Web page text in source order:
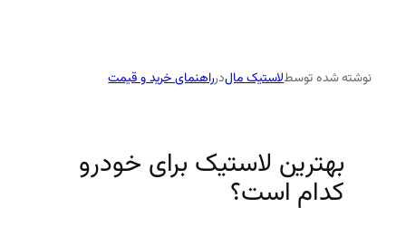
نوشته شده توسطلاستیک مالدرراهنمای خرید و قیمت
بهترین لاستیک برای خودرو
کدام است؟